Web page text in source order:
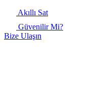
Akıllı Sat
Güvenilir Mi?
Bize Ulaşın